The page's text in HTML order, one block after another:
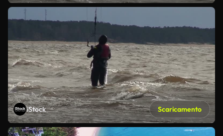
iStock Scaricamento